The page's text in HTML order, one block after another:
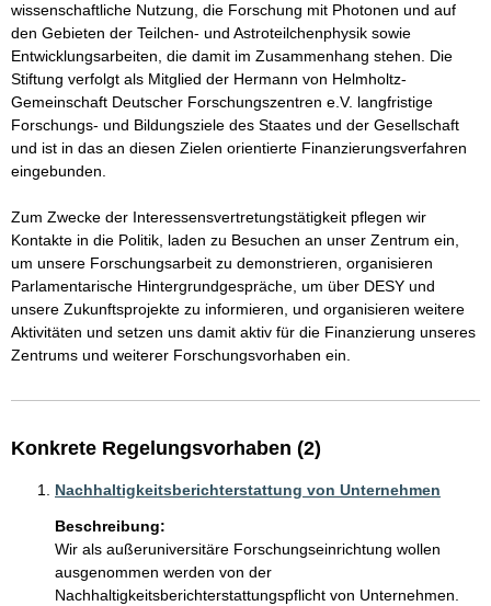
wissenschaftliche Nutzung, die Forschung mit Photonen und auf
den Gebieten der Teilchen- und Astroteilchenphysik sowie
Entwicklungsarbeiten, die damit im Zusammenhang stehen. Die
Stiftung verfolgt als Mitglied der Hermann von Helmholtz-
Gemeinschaft Deutscher Forschungszentren e.V. langfristige
Forschungs- und Bildungsziele des Staates und der Gesellschaft
und ist in das an diesen Zielen orientierte Finanzierungsverfahren
eingebunden.
Zum Zwecke der Interessensvertretungstätigkeit pflegen wir
Kontakte in die Politik, laden zu Besuchen an unser Zentrum ein,
um unsere Forschungsarbeit zu demonstrieren, organisieren
Parlamentarische Hintergrundgespräche, um über DESY und
unsere Zukunftsprojekte zu informieren, und organisieren weitere
Aktivitäten und setzen uns damit aktiv für die Finanzierung unseres
Zentrums und weiterer Forschungsvorhaben ein.
Konkrete Regelungsvorhaben (2)
Nachhaltigkeitsberichterstattung von Unternehmen
Beschreibung:
Wir als außeruniversitäre Forschungseinrichtung wollen
ausgenommen werden von der
Nachhaltigkeitsberichterstattungspflicht von Unternehmen.